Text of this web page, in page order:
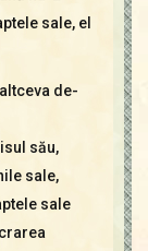
sale, el
de-
său,
sale,
sale